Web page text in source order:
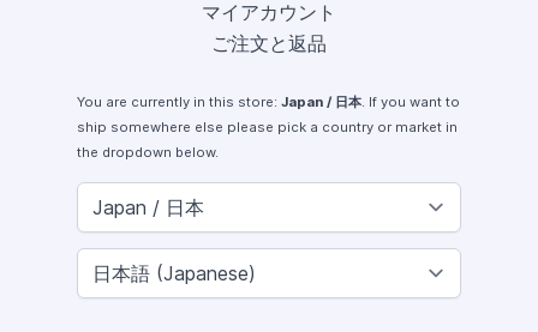
マイアカウント
ご注文と返品
You are currently in this store: Japan / 日本. If you want to
ship somewhere else please pick a country or market in
the dropdown below.